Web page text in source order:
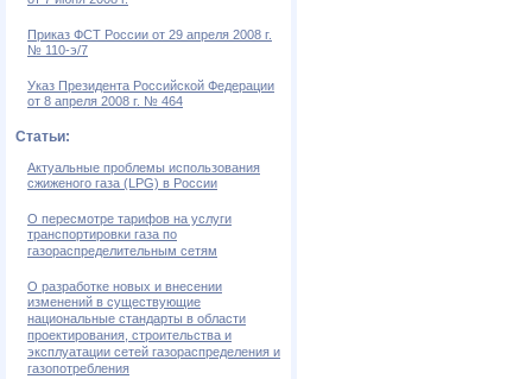
Приказ ФСТ России от 29 апреля 2008 г.
№ 110-э/7
Указ Президента Российской Федерации
от 8 апреля 2008 г. № 464
Статьи:
Актуальные проблемы использования
сжиженого газа (LPG) в России
О пересмотре тарифов на услуги
транспортировки газа по
газораспределительным сетям
О разработке новых и внесении
изменений в существующие
национальные стандарты в области
проектирования, строительства и
эксплуатации сетей газораспределения и
газопотребления